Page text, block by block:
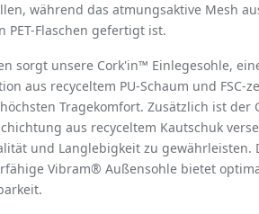
während das atmungsaktive Mesh
PET-Flaschen gefertigt ist.
sorgt unsere Cork'in™ Einlegesohle,
aus recyceltem PU-Schaum und FSC-
öchsten Tragekomfort. Zusätzlich ist der
aus recyceltem Kautschuk
und Langlebigkeit zu gewährleisten.
Vibram® Außensohle bietet